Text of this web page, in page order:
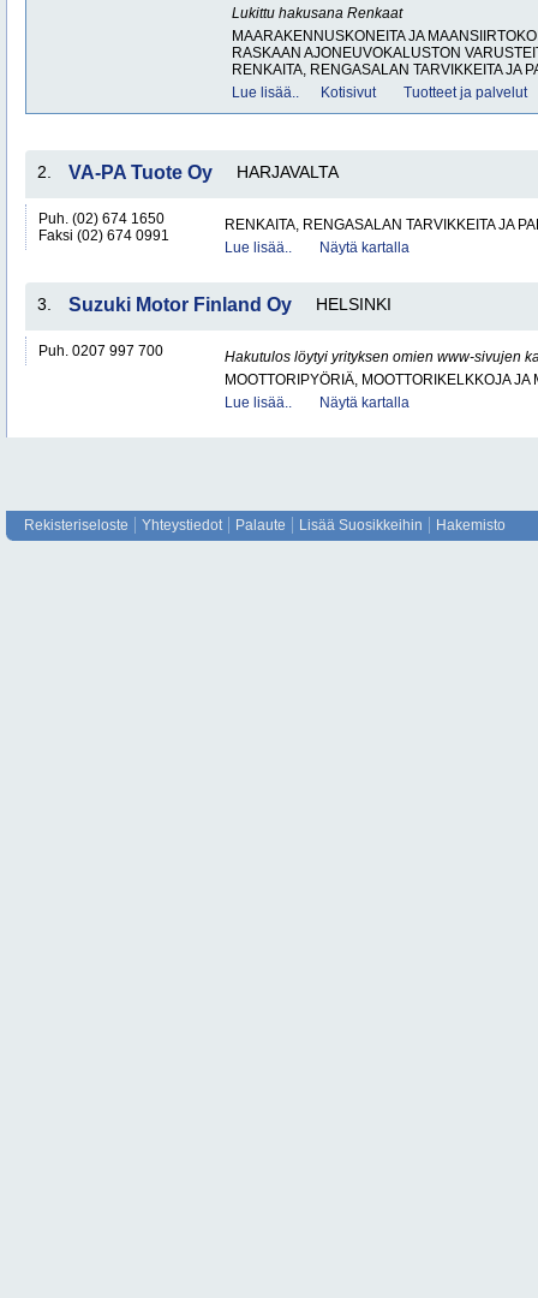
Lukittu hakusana Renkaat
MAARAKENNUSKONEITA JA
RASKAAN AJONEUVOKALUSTON
RENKAITA, RENGASALAN TARVIKKEITA JA
Lue lisää..
Kotisivut Tuotteet ja palvelut
2. VA-PA Tuote Oy HARJAVALTA
Puh. (02) 674 1650
Faksi (02) 674 0991
RENKAITA, RENGASALAN TARVIKKEITA JA
Lue lisää..
Näytä kartalla
3. Suzuki Motor Finland Oy HELSINKI
Puh. 0207 997 700
Hakutulos löytyi yrityksen omien www-sivujen
MOOTTORIPYÖRIÄ, MOOTTORIKELKKOJA JA
Lue lisää..
Näytä kartalla
Rekisteriseloste Yhteystiedot Palaute Lisää Suosikkeihin Hakemisto